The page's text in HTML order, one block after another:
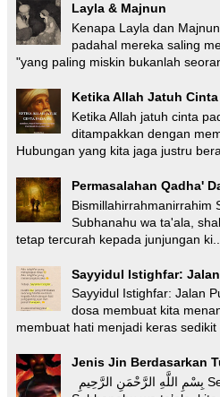
Layla & Majnun
Kenapa Layla dan
padahal mereka saling
"yang paling miskin bukanlah
Ketika Allah Jatuh Cinta
Ketika Allah jatuh cinta
ditampakkan dengan
Hubungan yang kita jaga justru
Permasalahan Qadha'
Bismillahirrahmanirrahim
Subhanahu wa ta'ala,
tetap tercurah kepada junjungan ki...
Sayyidul Istighfar:
Sayyidul Istighfar: Jalan
dosa membuat kita
membuat hati menjadi keras sedikit
Jenis Jin Berdasarkan